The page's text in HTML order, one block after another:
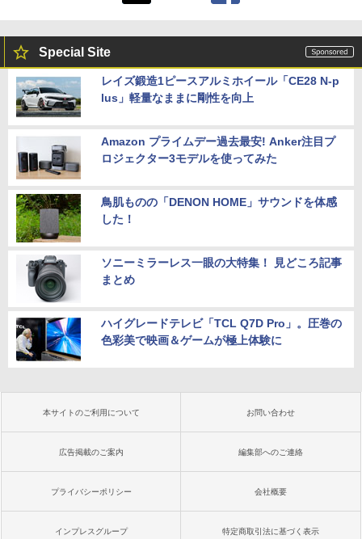
Special Site
レイズ鍛造1ピースアルミホイール「CE28 N-p
lus」軽量なままに剛性を向上
Amazon プライムデー過去最安! Anker注目プ
ロジェクター3モデルを使ってみた
鳥肌ものの「DENON HOME」サウンドを体感
した！
ソニーミラーレス一眼の大特集！ 見どころ記事
まとめ
ハイグレードテレビ「TCL Q7D Pro」。圧巻の
色彩美で映画＆ゲームが極上体験に
本サイトのご利用について お問い合わせ
広告掲載のご案内 編集部へのご連絡
プライバシーポリシー 会社概要
インプレスグループ 特定商取引法に基づく表示